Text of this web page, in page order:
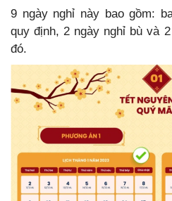
9 ngày nghỉ này bao gồm:
quy định, 2 ngày nghỉ bù và
đó.